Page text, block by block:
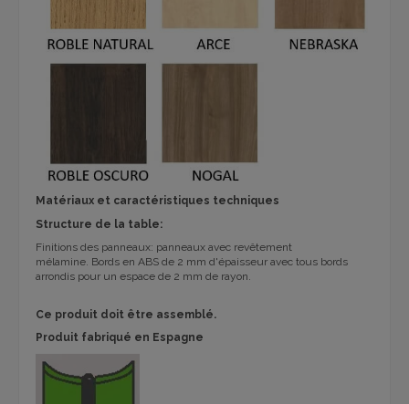
Matériaux et caractéristiques techniques
Structure de la table:
Finitions des panneaux: panneaux avec revêtement
mélamine. Bords en ABS de 2 mm d'épaisseur avec tous bords
arrondis pour un espace de 2 mm de rayon.
Ce produit doit être assemblé.
Produit fabriqué en Espagne